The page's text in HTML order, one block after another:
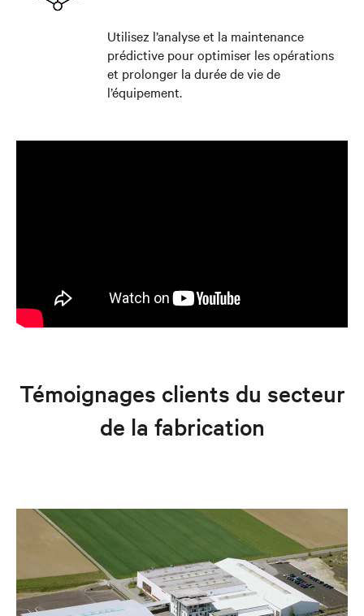
Utilisez l’analyse et la maintenance
prédictive pour optimiser les opérations
et prolonger la durée de vie de
l’équipement.
Témoignages clients du secteur
de la fabrication